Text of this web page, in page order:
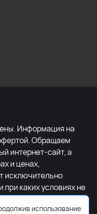
Информация на
Обращаем
интернет-сайт, а
и ценах,
исключительно
каких условиях не
кодекса
использование